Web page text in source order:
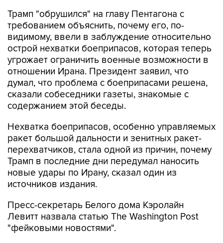
Трамп "обрушился" на главу Пентагона с
требованием объяснить, почему его, по-
видимому, ввели в заблуждение относительно
острой нехватки боеприпасов, которая теперь
угрожает ограничить военные возможности в
отношении Ирана. Президент заявил, что
думал, что проблема с боеприпасами решена,
сказали собеседники газеты, знакомые с
содержанием этой беседы.
Нехватка боеприпасов, особенно управляемых
ракет большой дальности и зенитных ракет-
перехватчиков, стала одной из причин, почему
Трамп в последние дни передумал наносить
новые удары по Ирану, сказал один из
источников издания.
Пресс-секретарь Белого дома Кэролайн
Левитт назвала статью The Washington Post
"фейковыми новостями".